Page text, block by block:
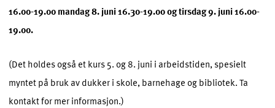
16.00-19.00 mandag 8. juni 16.30-19.00 og tirsdag 9. juni 16.00-
19.00.
(Det holdes også et kurs 5. og 8. juni i arbeidstiden, spesielt
myntet på bruk av dukker i skole, barnehage og bibliotek. Ta
kontakt for mer informasjon.)